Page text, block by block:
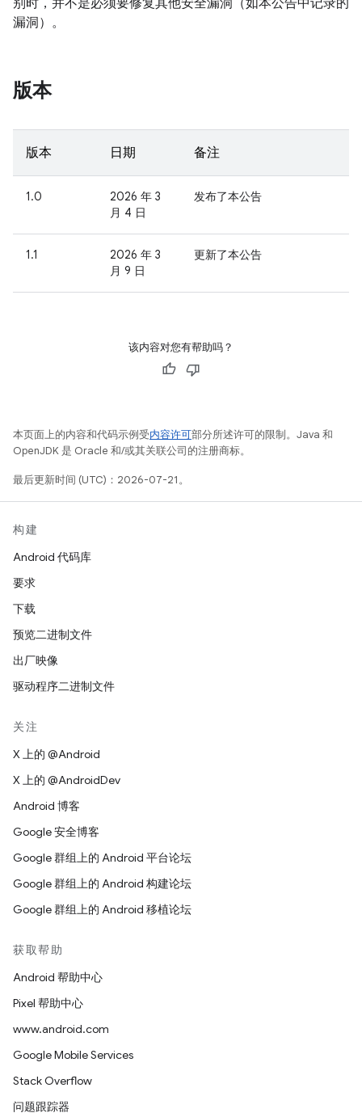
别时，并不是必须要修复其他安全漏洞（如本公告中记录的
漏洞）。
版本
版本 日期 备注
1.0
2026 年 3
月 4 日
发布了本公告
1.1
2026 年 3
月 9 日
更新了本公告
该内容对您有帮助吗？
本页面上的内容和代码示例受内容许可部分所述许可的限制。Java 和
OpenJDK 是 Oracle 和/或其关联公司的注册商标。
最后更新时间 (UTC)：2026-07-21。
构建
Android 代码库
要求
下载
预览二进制文件
出厂映像
驱动程序二进制文件
关注
X 上的 @Android
X 上的 @AndroidDev
Android 博客
Google 安全博客
Google 群组上的 Android 平台论坛
Google 群组上的 Android 构建论坛
Google 群组上的 Android 移植论坛
获取帮助
Android 帮助中心
Pixel 帮助中心
www.android.com
Google Mobile Services
Stack Overflow
问题跟踪器